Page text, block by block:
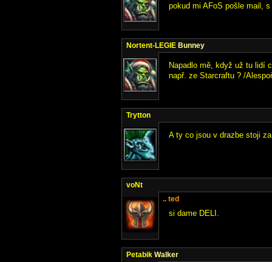
pokud mi AFoS pošle mail,
Nortent-LEGIE Bunney
Napadlo mě, když už tu lidí
např. ze Starcraftu ? /
Trytton
A ty co jsou v drazbe stoji
voNt
.. ted
si dame DELI.
Petabik Walker